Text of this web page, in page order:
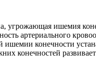
угрожающая ишемия
артериального
конечности
конечностей